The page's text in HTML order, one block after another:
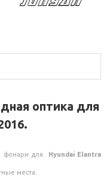
оптика для
фонари для Hyundai Elantra
места.